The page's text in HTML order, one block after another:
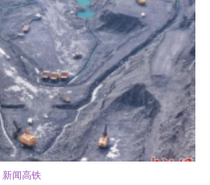
新闻高铁